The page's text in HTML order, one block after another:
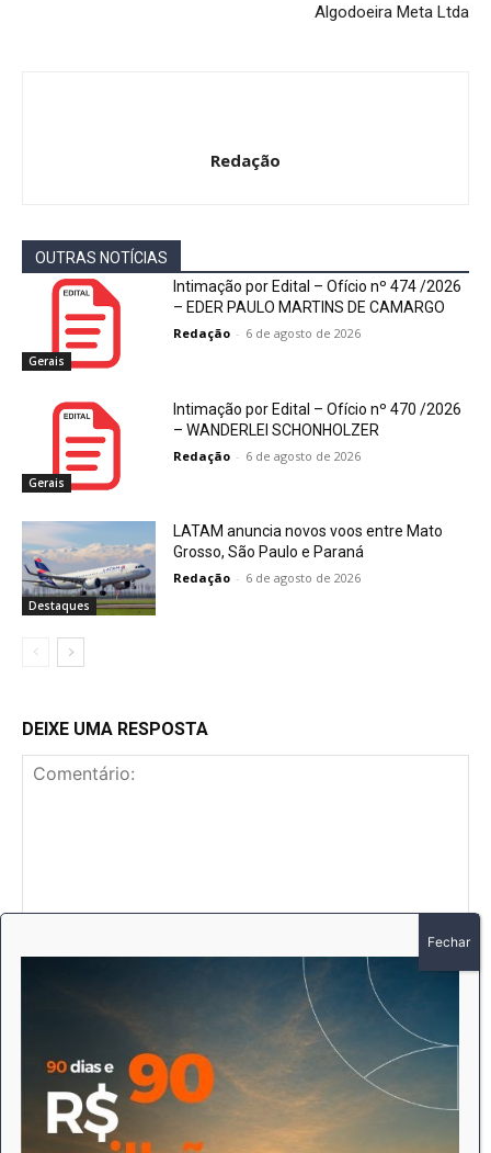
Algodoeira Meta Ltda
Redação
OUTRAS NOTÍCIAS
Gerais
Intimação por Edital – Ofício nº 474 /2026
– EDER PAULO MARTINS DE CAMARGO
Redação - 6 de agosto de 2026
Gerais
Intimação por Edital – Ofício nº 470 /2026
– WANDERLEI SCHONHOLZER
Redação - 6 de agosto de 2026
Destaques
LATAM anuncia novos voos entre Mato
Grosso, São Paulo e Paraná
Redação - 6 de agosto de 2026
DEIXE UMA RESPOSTA